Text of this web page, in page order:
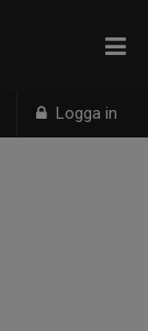
Logga in